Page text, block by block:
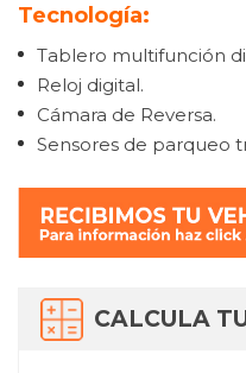
Tecnología:
Tablero multifunción
Reloj digital.
Cámara de Reversa.
Sensores de parqueo
CALCULA